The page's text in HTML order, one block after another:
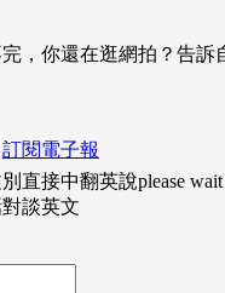
訂閱電子報
，你還在逛網拍？告訴
直接中翻英說please
談英文